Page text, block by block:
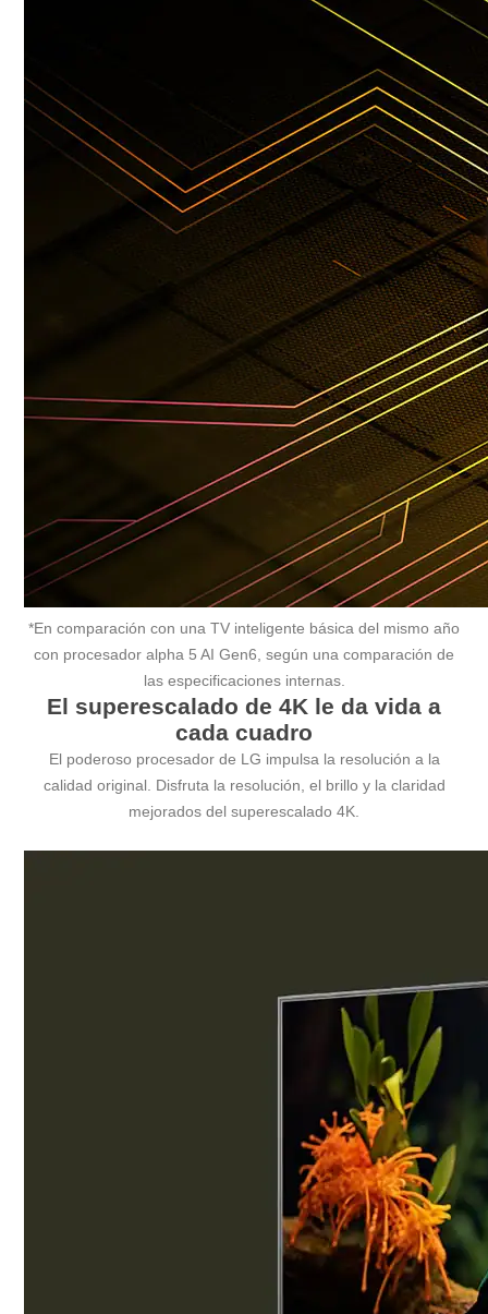
*En comparación con una TV inteligente básica del mismo año
con procesador alpha 5 AI Gen6, según una comparación de
las especificaciones internas.
El superescalado de 4K le da vida a
cada cuadro
El poderoso procesador de LG impulsa la resolución a la
calidad original. Disfruta la resolución, el brillo y la claridad
mejorados del superescalado 4K.